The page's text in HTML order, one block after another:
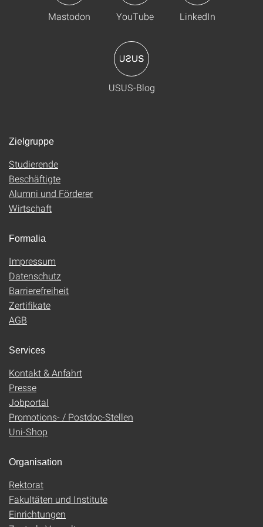
Mastodon YouTube LinkedIn
USUS-Blog
Zielgruppe
Studierende
Beschäftigte
Alumni und Förderer
Wirtschaft
Formalia
Impressum
Datenschutz
Barrierefreiheit
Zertifikate
AGB
Services
Kontakt & Anfahrt
Presse
Jobportal
Promotions- / Postdoc-Stellen
Uni-Shop
Organisation
Rektorat
Fakultäten und Institute
Einrichtungen